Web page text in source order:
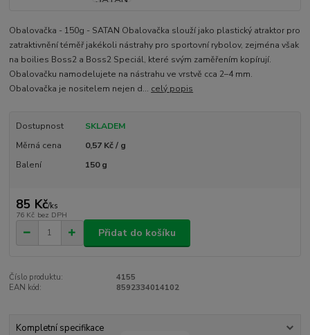
Obalovačka - 150g - SATAN Obalovačka slouží jako plastický atraktor pro
zatraktivnění téměř jakékoli nástrahy pro sportovní rybolov, zejména však
na boilies Boss2 a Boss2 Speciál, které svým zaměřením kopírují.
Obalovačku namodelujete na nástrahu ve vrstvě cca 2–4 mm.
Obalovačka je nositelem nejen d... celý popis
Dostupnost
SKLADEM
Měrná cena
0,57 Kč / g
Balení
150 g
85 Kč/ks
76 Kč bez DPH
Přidat do košíku
Číslo produktu:
4155
EAN kód:
8592334014102
Kompletní specifikace